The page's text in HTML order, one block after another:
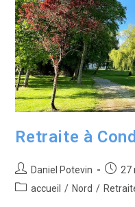
Retraite à
Daniel Potevin
27
accueil / Nord /